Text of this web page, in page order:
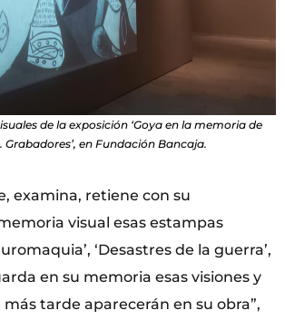
de la exposición ‘Goya en la memoria de
Grabadores’, en Fundación Bancaja.
examina, retiene con su
visual esas estampas
‘Desastres de la guerra’,
en su memoria esas visiones y
tarde aparecerán en su obra”,